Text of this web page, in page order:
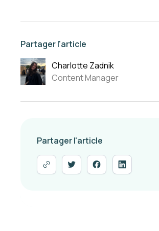
Partager l'article
Charlotte Zadnik
Content Manager
Partager l'article